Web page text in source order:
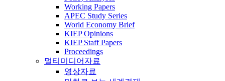
Working Papers
APEC Study Series
World Economy Brief
KIEP Opinions
KIEP Staff Papers
Proceedings
멀티미디어자료
영상자료